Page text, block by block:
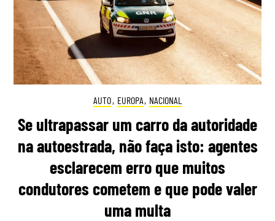
AUTO, EUROPA, NACIONAL
Se ultrapassar um carro da autoridade
na autoestrada, não faça isto: agentes
esclarecem erro que muitos
condutores cometem e que pode valer
uma multa